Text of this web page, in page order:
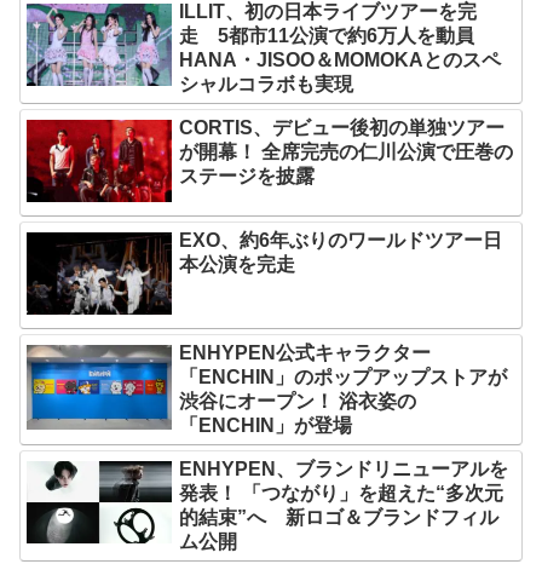
ILLIT、初の日本ライブツアーを完
走 5都市11公演で約6万人を動員
HANA・JISOO＆MOMOKAとのスペ
シャルコラボも実現
CORTIS、デビュー後初の単独ツアー
が開幕！ 全席完売の仁川公演で圧巻の
ステージを披露
EXO、約6年ぶりのワールドツアー日
本公演を完走
ENHYPEN公式キャラクター
「ENCHIN」のポップアップストアが
渋谷にオープン！ 浴衣姿の
「ENCHIN」が登場
ENHYPEN、ブランドリニューアルを
発表！ 「つながり」を超えた“多次元
的結束”へ 新ロゴ＆ブランドフィル
ム公開